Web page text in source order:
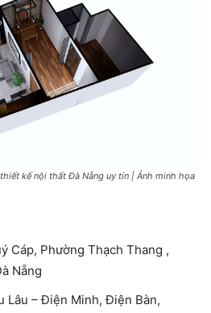
kế nội thất Đà Nẵng uy tín | Ảnh minh họa
Cáp, Phường Thạch Thang ,
Nẵng
Lâu – Điện Minh, Điện Bàn,